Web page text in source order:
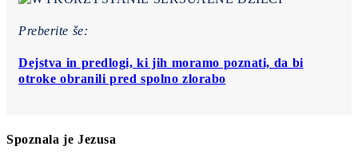
Preberite še:
Dejstva in predlogi, ki jih moramo poznati, da bi
otroke obranili pred spolno zlorabo
Spoznala je Jezusa